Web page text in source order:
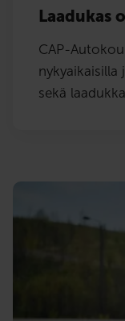
Laadukas
CAP-
sekä